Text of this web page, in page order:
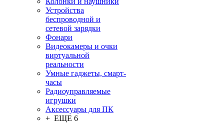
Устройства
беспроводной и
сетевой зарядки
Фонари
Видеокамеры и очки
виртуальной
реальности
Умные гаджеты, смарт-
часы
Радиоуправляемые
игрушки
Аксессуары для ПК
+ ЕЩЕ 6